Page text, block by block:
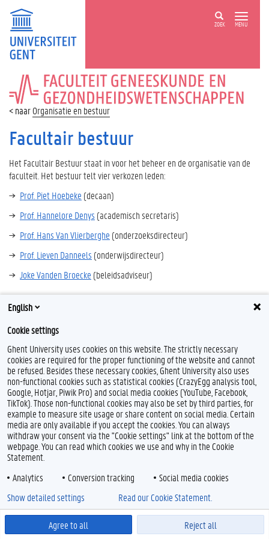
ZOEK MENU
FACULTEIT
GENEESKUNDE
EN
GEZONDHEIDSWETENSCHAPPEN
Organisatie en bestuur
Facultair bestuur
Het Facultair Bestuur staat in voor het beheer en de organisatie van de
faculteit. Het bestuur telt vier verkozen leden:
Prof. Piet Hoebeke (decaan)
Prof. Hannelore Denys (academisch secretaris)
Prof. Hans Van Vlierberghe (onderzoeksdirecteur)
Prof. Lieven Danneels (onderwijsdirecteur)
Joke Vanden Broecke (beleidsadviseur)
F
c
e
b
o
o
k
t
t
e
r
n
k
e
d
I
n
s
t
a
g
r
a
m
u
e
s
k
y
Feedback
Privacy
Disclaimer
Cookieverklaring
Toegankelijkheid
© 2026 Universiteit Gent
English
Cookie settings
Ghent University uses cookies on this website. The strictly necessary
cookies are required for the proper functioning of the website and cannot
be refused. Besides these necessary cookies, Ghent University also uses
non-functional cookies such as statistical cookies (CrazyEgg analysis tool,
Google, Hotjar, Piwik Pro) and social media cookies (YouTube, Facebook,
TikTok). Those non-functional cookies may also be set by third parties, for
example to measure site usage or share content on social media. Certain
media are only available if you accept the cookies. You can always
withdraw your consent via the "Cookie settings" link at the bottom of the
webpage. You can read which cookies we use and why in the Cookie
Statement.
Analytics
Conversion tracking Social media cookies
Agree to all Reject all
Show detailed settings Read our Cookie Statement.